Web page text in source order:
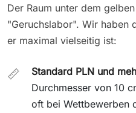
Der Raum unter dem
"Geruchslabor". Wir haben
er maximal vielseitig ist:
📏 Standard PLN und
Durchmesser von 10
oft bei Wettbewerben